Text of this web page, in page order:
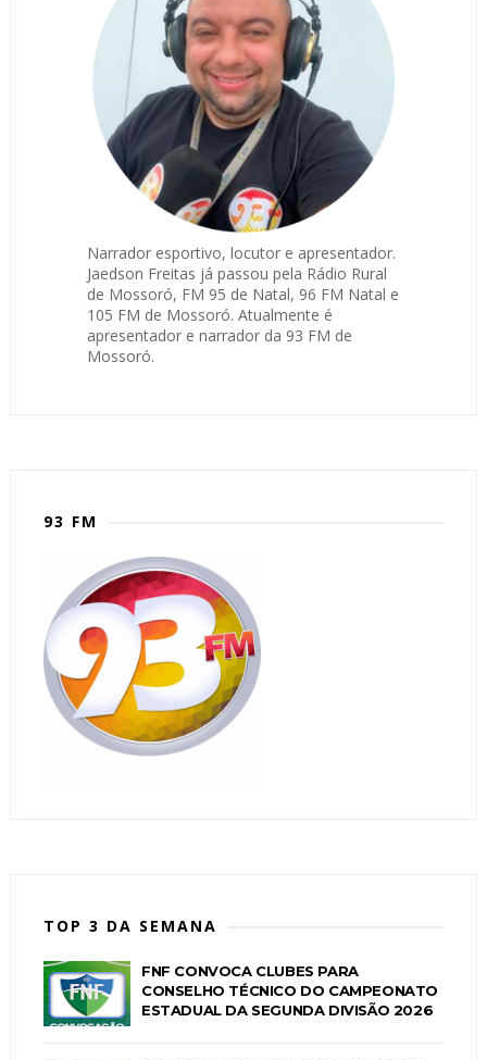
Narrador esportivo, locutor e apresentador.
Jaedson Freitas já passou pela Rádio Rural
de Mossoró, FM 95 de Natal, 96 FM Natal e
105 FM de Mossoró. Atualmente é
apresentador e narrador da 93 FM de
Mossoró.
93 FM
TOP 3 DA SEMANA
FNF CONVOCA CLUBES PARA
CONSELHO TÉCNICO DO CAMPEONATO
ESTADUAL DA SEGUNDA DIVISÃO 2026